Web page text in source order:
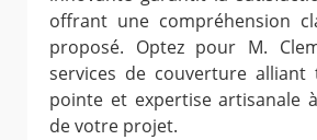
offrant une compréhension
proposé. Optez pour M.
services de couverture alliant
pointe et expertise artisanale
de votre projet.